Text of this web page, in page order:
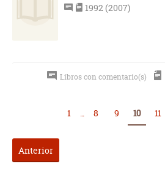
1992 (2007)
Libros con comentario(s)
Anterior
1 8 9 10 11